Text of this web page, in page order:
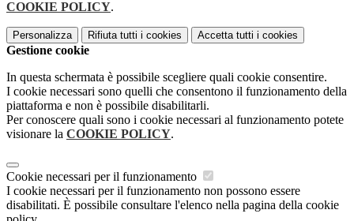
COOKIE POLICY.
Personalizza Rifiuta tutti i cookies Accetta tutti i cookies
Gestione cookie
In questa schermata è possibile scegliere quali cookie consentire.
I cookie necessari sono quelli che consentono il funzionamento della
piattaforma e non è possibile disabilitarli.
Per conoscere quali sono i cookie necessari al funzionamento potete
visionare la COOKIE POLICY.
Cookie necessari per il funzionamento
I cookie necessari per il funzionamento non possono essere
disabilitati. È possibile consultare l'elenco nella pagina della cookie